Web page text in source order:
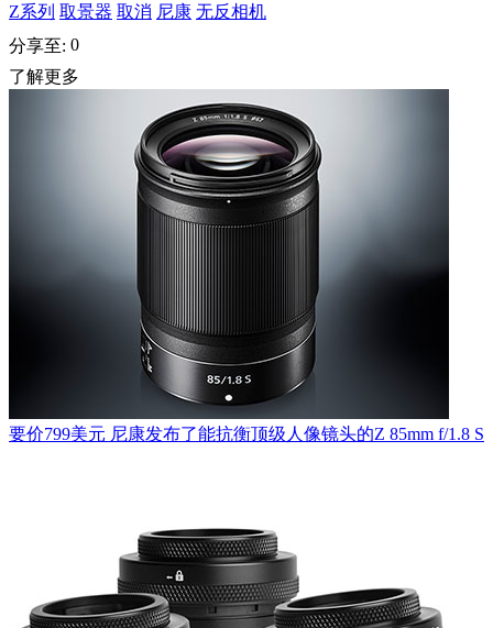
Z系列 取景器 取消 尼康 无反相机
分享至: 0
了解更多
要价799美元 尼康发布了能抗衡顶级人像镜头的Z 85mm f/1.8 S